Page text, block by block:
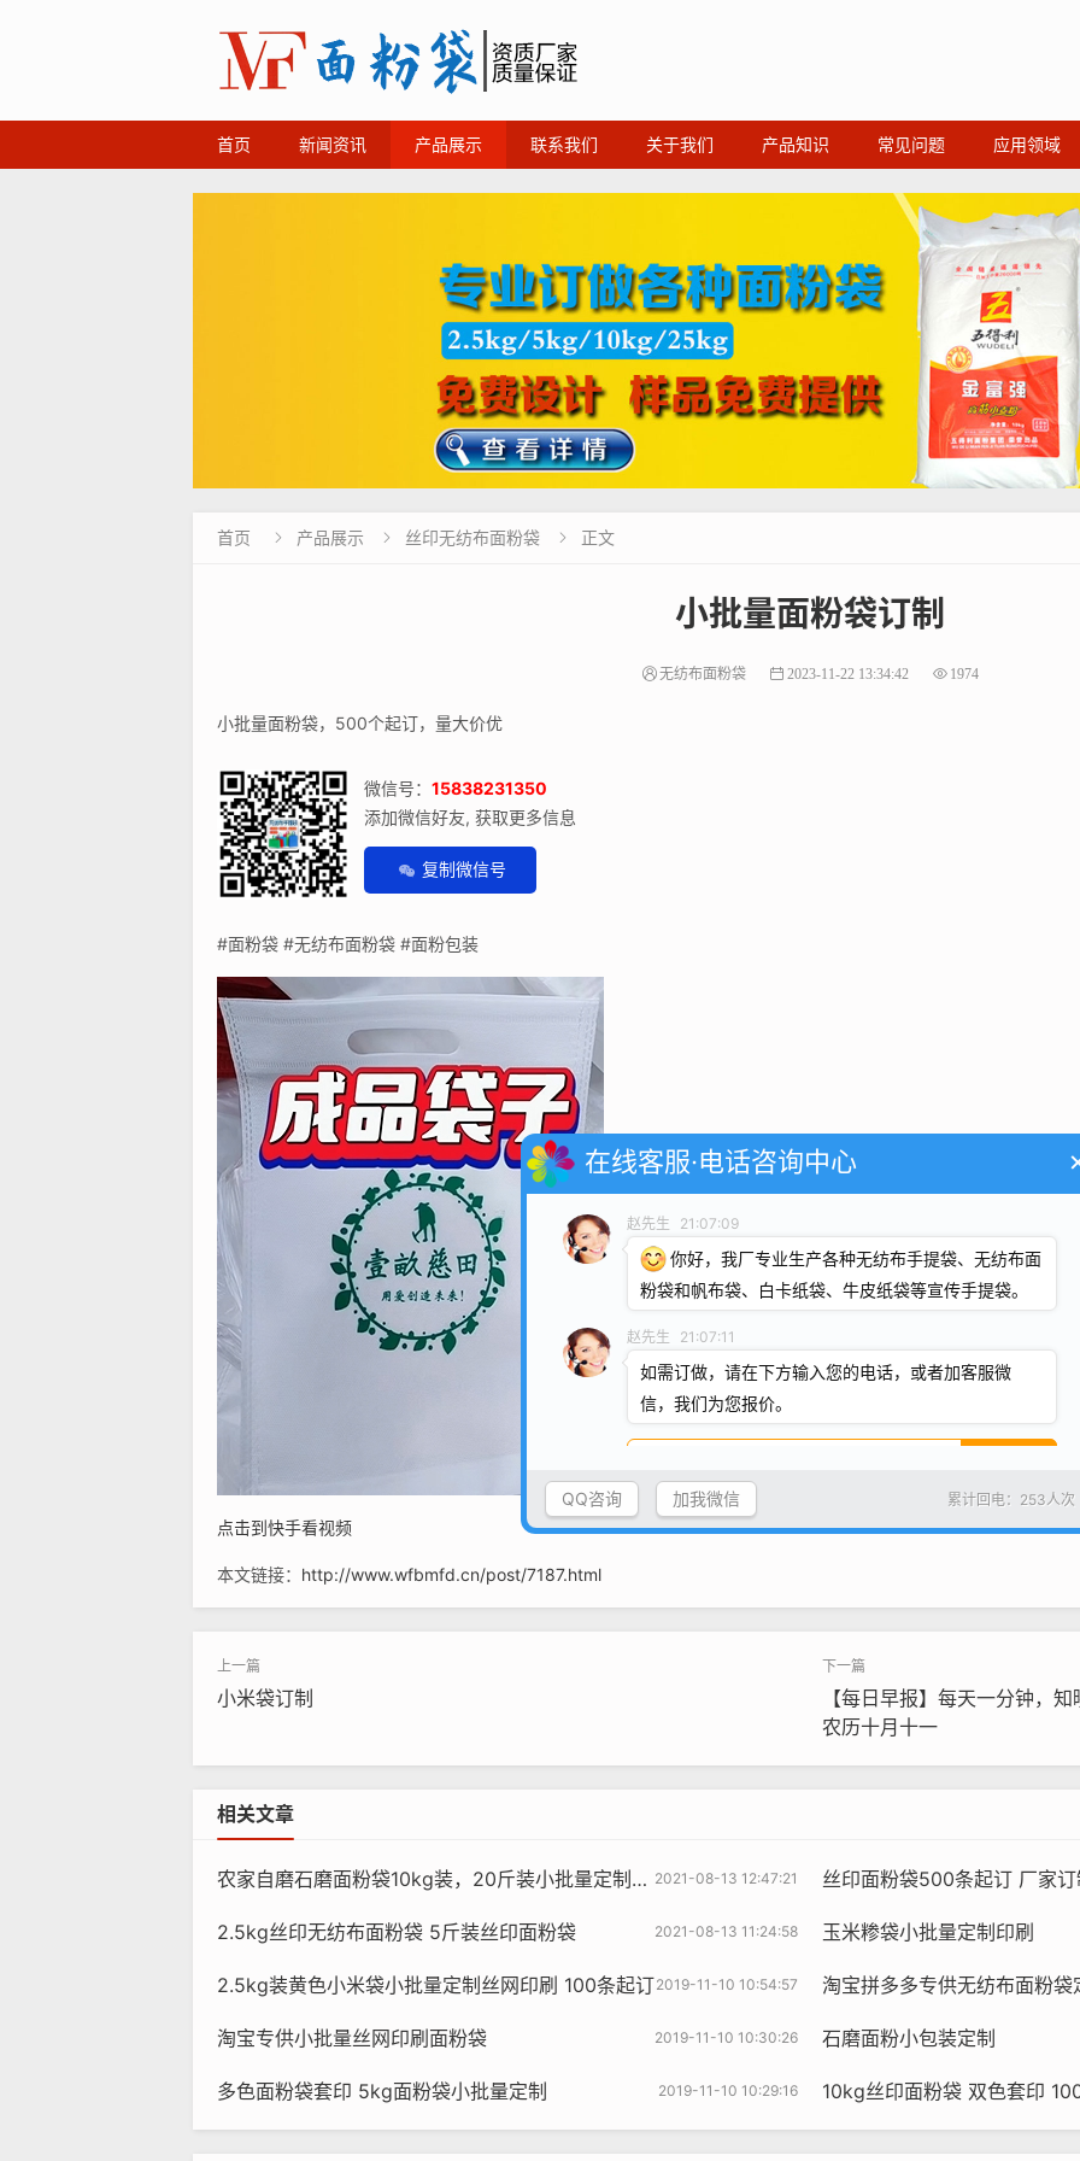
首页 新闻资讯 产品展示 联系我们 关于我们 产品知识 常见问题 应用领域
首页  产品展示  丝印无纺布面粉袋  正文
小批量面粉袋订制
无纺布面粉袋 2023-11-22 13:34:42 1974
小批量面粉袋，500个起订，量大价优
微信号： 15838231350
添加微信好友, 获取更多信息
复制微信号
#面粉袋 #无纺布面粉袋 #面粉包装
点击到快手看视频
本文链接： http://www.wfbmfd.cn/post/7187.html
小米袋订制
【每日早报】每天一分钟，
农历十月十一
相关文章
2021-08-13 12:47:21
农家自磨石磨面粉袋10kg装，20斤装小批量定制厂家定做 丝印面粉袋500条起订 厂家订制面粉
2021-08-13 11:24:58
2.5kg丝印无纺布面粉袋 5斤装丝印面粉袋 玉米糁袋小批量定制印刷
2019-11-10 10:54:57
2.5kg装黄色小米袋小批量定制丝网印刷 100条起订 淘宝拼多多专供无纺布面粉
2019-11-10 10:30:26
淘宝专供小批量丝网印刷面粉袋 石磨面粉小包装定制
2019-11-10 10:29:16
多色面粉袋套印 5kg面粉袋小批量定制 10kg丝印面粉袋 双色套印
在线客服·电话咨询中心
你好，我厂专业生产各种无纺布手提袋、无纺布面
粉袋和帆布袋、白卡纸袋、牛皮纸袋等宣传手提袋。
如需订做，请在下方输入您的电话，或者加客服微
信，我们为您报价。
QQ咨询 加我微信